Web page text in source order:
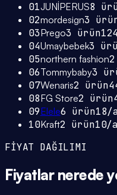
01JUNİPERUS8
02mordesign3
03Prego3 ürün124
04Umaybebek3
05northern fashion2
06Tommybaby3
07Wenaris2 ürün
08FG Store2 ürün
09Elele6 ürün18/
10Kraft2 ürün10/
FİYAT DAĞILIMI
Fiyatlar nerede